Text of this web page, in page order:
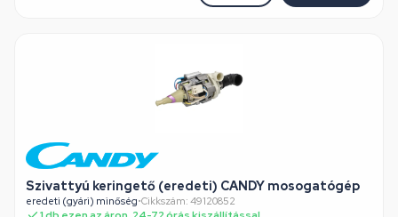
Szivattyú keringető (eredeti) CANDY mosogatógép
eredeti (gyári) minőség•Cikkszám: 49120852